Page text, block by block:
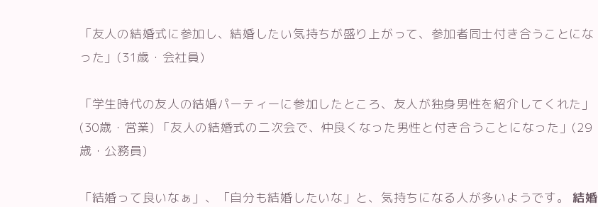
「友人の結婚式に参加し、結婚したい気持ちが盛り上がって、参加者同士付き合うことにな
った」(31歳・会社員)
「学生時代の友人の結婚パーティーに参加したところ、友人が独身男性を紹介してくれた」
(30歳・営業) 「友人の結婚式の二次会で、仲良くなった男性と付き合うことになった」(29
歳・公務員)
「結婚って良いなぁ」、「自分も結婚したいな」と、気持ちになる人が多いようです。 結婚